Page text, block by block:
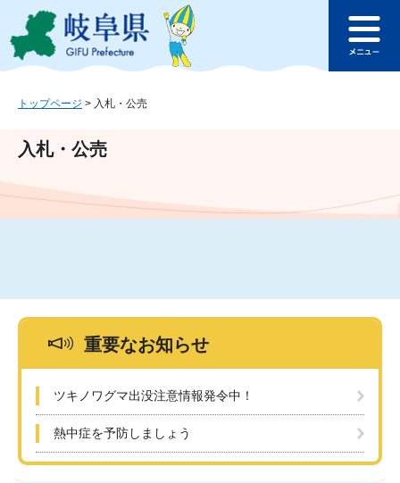
ジ
ュ
文
このページの本文へ
ュ
トップページ > 入札・公売
入札・公売
重要なお知らせ
ツキノワグマ出没注意情報発令中！
熱中症を予防しましょう